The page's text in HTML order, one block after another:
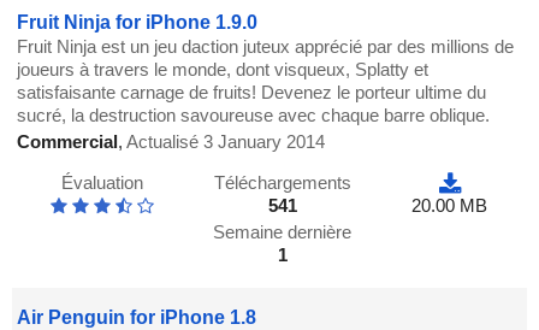
Fruit Ninja for iPhone 1.9.0
Fruit Ninja est un jeu daction juteux apprécié par des millions de
joueurs à travers le monde, dont visqueux, Splatty et
satisfaisante carnage de fruits! Devenez le porteur ultime du
sucré, la destruction savoureuse avec chaque barre oblique.
Commercial,Actualisé 3 January 2014
Évaluation
Téléchargements
541
Semaine dernière
1
20.00 MB
Air Penguin for iPhone 1.8